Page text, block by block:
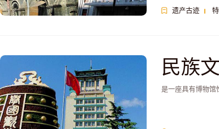
遗产古迹
民族
是一座具有博物馆